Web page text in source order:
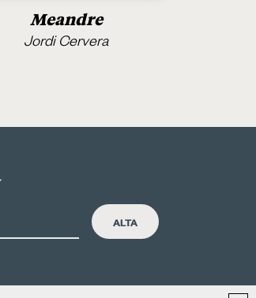
Meandre
Jordi Cervera
ALTA